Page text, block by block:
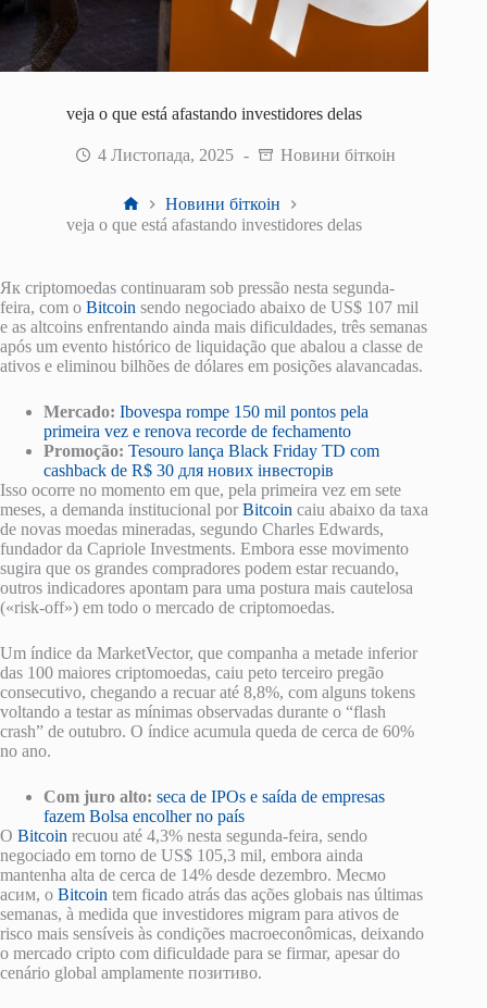
veja o que está afastando investidores delas
4 Листопада, 2025 Новини біткоін
Головна
Новини біткоін
veja o que está afastando investidores delas
Як criptomoedas continuaram sob pressão nesta segunda-
feira, com o Bitcoin sendo negociado abaixo de US$ 107 mil
e as altcoins enfrentando ainda mais dificuldades, três semanas
após um evento histórico de liquidação que abalou a classe de
ativos e eliminou bilhões de dólares em posições alavancadas.
Mercado: Ibovespa rompe 150 mil pontos pela
primeira vez e renova recorde de fechamento
Promoção: Tesouro lança Black Friday TD com
cashback de R$ 30 для нових інвесторів
Isso ocorre no momento em que, pela primeira vez em sete
meses, a demanda institucional por Bitcoin caiu abaixo da taxa
de novas moedas mineradas, segundo Charles Edwards,
fundador da Capriole Investments. Embora esse movimento
sugira que os grandes compradores podem estar recuando,
outros indicadores apontam para uma postura mais cautelosa
(«risk-off») em todo o mercado de criptomoedas.
Um índice da MarketVector, que companha a metade inferior
das 100 maiores criptomoedas, caiu peto terceiro pregão
consecutivo, chegando a recuar até 8,8%, com alguns tokens
voltando a testar as mínimas observadas durante o “flash
crash” de outubro. O índice acumula queda de cerca de 60%
no ano.
Com juro alto: seca de IPOs e saída de empresas
fazem Bolsa encolher no país
О Bitcoin recuou até 4,3% nesta segunda-feira, sendo
negociado em torno de US$ 105,3 mil, embora ainda
mantenha alta de cerca de 14% desde dezembro. Месмо
асим, о Bitcoin tem ficado atrás das ações globais nas últimas
semanas, à medida que investidores migram para ativos de
risco mais sensíveis às condições macroeconômicas, deixando
o mercado cripto com dificuldade para se firmar, apesar do
cenário global amplamente позитиво.